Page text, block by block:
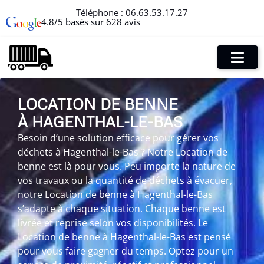
Téléphone : 06.63.53.17.27
4.8/5 basés sur 628 avis
LOCATION DE BENNE
À HAGENTHAL-LE-BAS
Besoin d’une solution efficace pour gérer vos
déchets à Hagenthal-le-Bas ? Notre Location de
benne est là pour vous. Peu importe la nature de
vos travaux ou la quantité de déchets à évacuer,
notre Location de benne à Hagenthal-le-Bas
s’adapte à chaque situation. Chaque benne est
livrée et reprise selon vos disponibilités. Le
Location de benne à Hagenthal-le-Bas est pensé
pour vous faire gagner du temps. Optez pour un